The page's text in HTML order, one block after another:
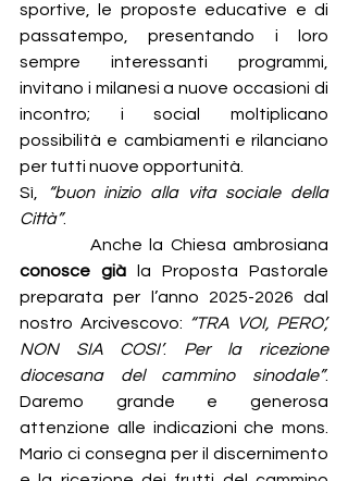
sportive, le proposte educative e di
passatempo, presentando i loro
sempre interessanti programmi,
invitano i milanesi a nuove occasioni di
incontro; i social moltiplicano
possibilità e cambiamenti e rilanciano
per tutti nuove opportunità.
Sì,
“buon inizio alla vita sociale della
Città”.
conosce
già la Proposta Pastorale
preparata per l’anno 2025-2026 dal
nostro Arcivescovo: “TRA VOI, PERO’,
NON SIA COSI’. Per la ricezione
diocesana del cammino sinodale”.
Daremo grande e generosa
attenzione alle indicazioni che mons.
Mario ci consegna per il discernimento